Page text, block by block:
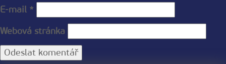
E-mail *
Webová stránka